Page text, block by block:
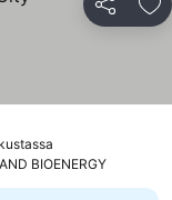
Jaa
BIOENERGY